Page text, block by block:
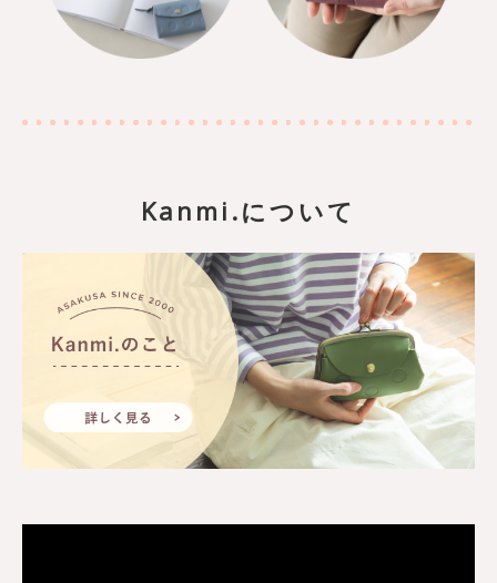
Kanmi.について